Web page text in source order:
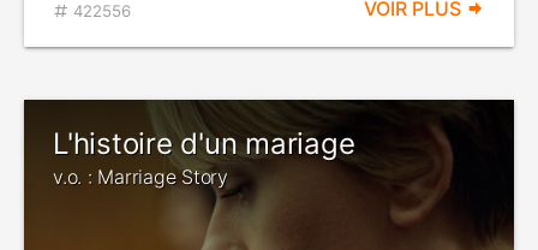
422556 VOIR PLUS
L'histoire d'un mariage
v.o. : Marriage Story